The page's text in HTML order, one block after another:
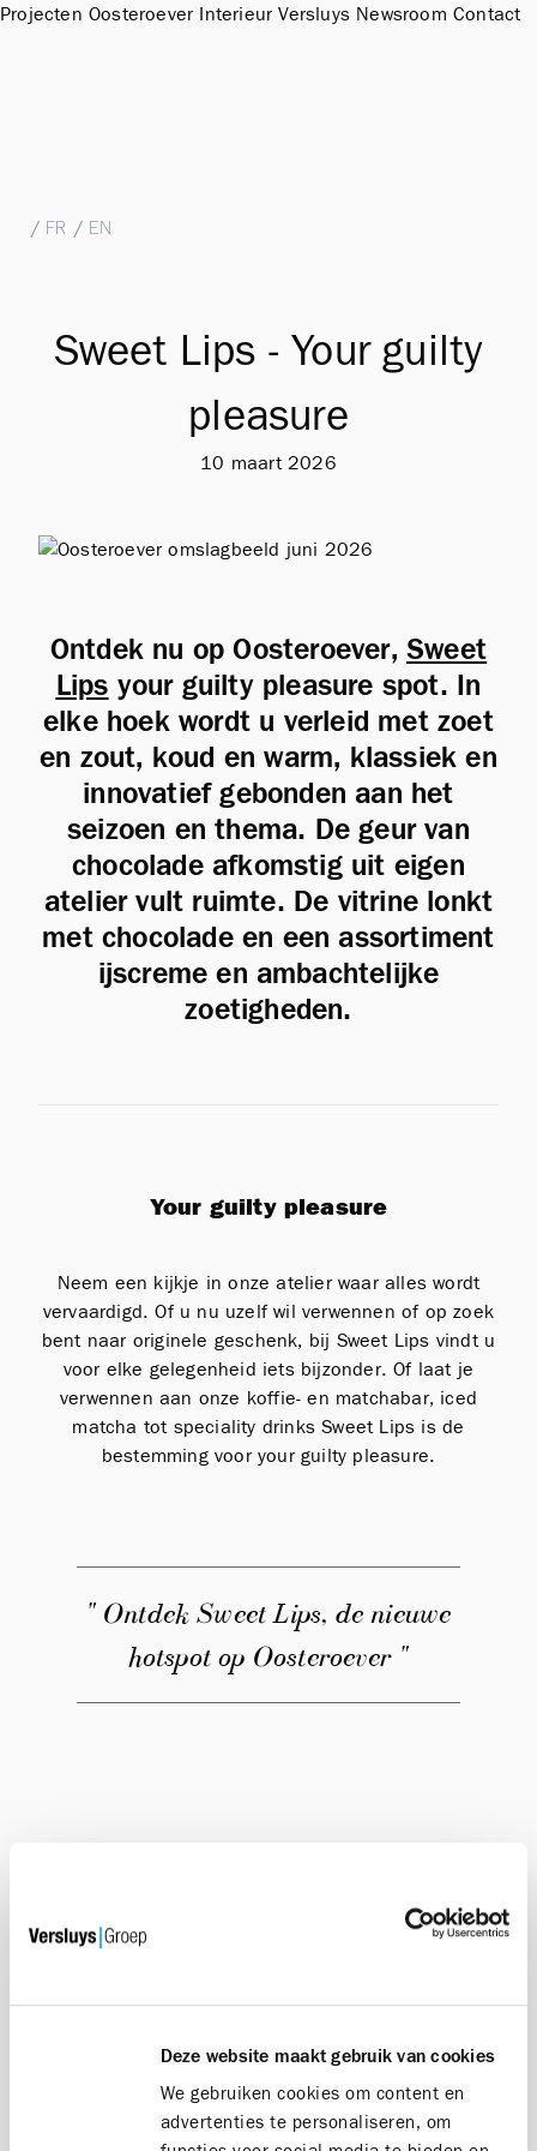
Deze website maakt gebruik van cookies
We gebruiken cookies om content en
advertenties te personaliseren, om
Projecten Oosteroever Interieur Versluys Newsroom Contact
/ FR / EN
Sweet Lips - Your guilty
pleasure
10 maart 2026
Ontdek nu op Oosteroever,Sweet
Lips your guilty pleasure spot. In
elke hoek wordt u verleid met zoet
en zout, koud en warm, klassiek en
innovatief gebonden aan het
seizoen en thema. De geur van
chocolade afkomstig uit eigen
atelier vult ruimte. De vitrine lonkt
met chocolade en een assortiment
ijscreme en ambachtelijke
zoetigheden.
Your guilty pleasure
Neem een kijkje in onze atelier waar alles wordt
vervaardigd. Of u nu uzelf wil verwennen of op zoek
bent naar originele geschenk, bij Sweet Lips vindt u
voor elke gelegenheid iets bijzonder. Of laat je
verwennen aan onze koffie- en matchabar, iced
matcha tot speciality drinks Sweet Lips is de
bestemming voor your guilty pleasure.
" Ontdek Sweet Lips, de nieuwe
hotspot op Oosteroever "